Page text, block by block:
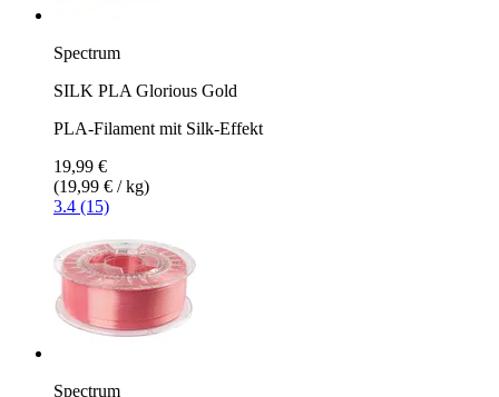
Spectrum
SILK PLA Glorious Gold
PLA-Filament mit Silk-Effekt
19,99 €
(19,99 € / kg)
3.4 (15)
Spectrum